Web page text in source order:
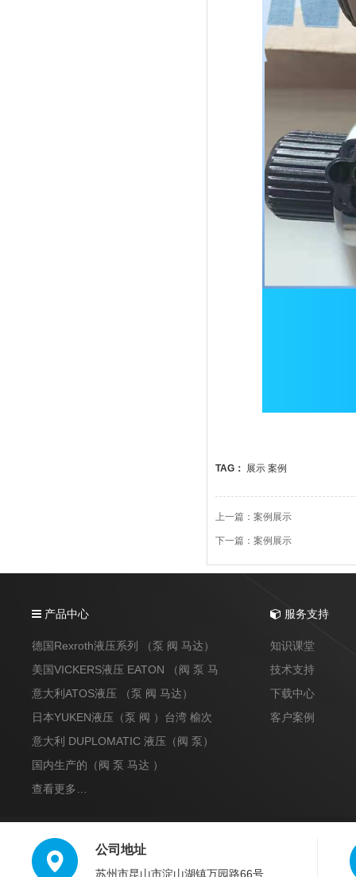
TAG： 展示 案例
上一篇： 案例展示
下一篇： 案例展示
产品中心
德国Rexroth液压系列 （泵 阀 马达）
美国VICKERS液压 EATON （阀 泵 马
达）
意大利ATOS液压 （泵 阀 马达）
日本YUKEN液压（泵 阀 ）台湾 榆次
意大利 DUPLOMATIC 液压（阀 泵）
国内生产的（阀 泵 马达 ）
查看更多…
服务支持
知识课堂
技术支持
下载中心
客户案例
公司地址
苏州市昆山市淀山湖镇万园路66号